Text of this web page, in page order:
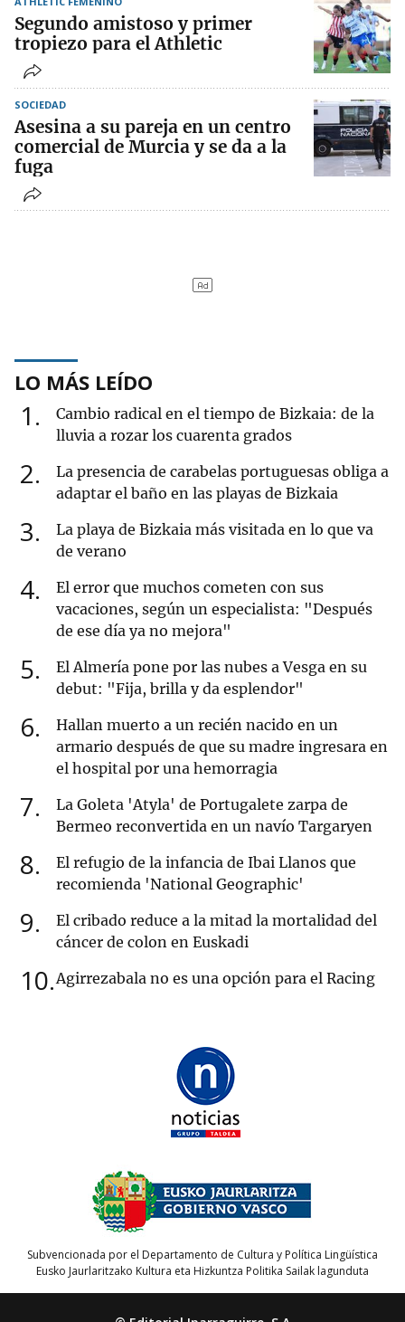
Segundo amistoso y primer
tropiezo para el Athletic
SOCIEDAD
Asesina a su pareja en un centro
comercial de Murcia y se da a la
fuga
LO MÁS LEÍDO
1
Cambio radical en el tiempo de Bizkaia: de la
lluvia a rozar los cuarenta grados
2
La presencia de carabelas portuguesas obliga a
adaptar el baño en las playas de Bizkaia
3
La playa de Bizkaia más visitada en lo que va
de verano
4
El error que muchos cometen con sus
vacaciones, según un especialista: "Después
de ese día ya no mejora"
5
El Almería pone por las nubes a Vesga en su
debut: "Fija, brilla y da esplendor"
6
Hallan muerto a un recién nacido en un
armario después de que su madre ingresara en
el hospital por una hemorragia
7
La Goleta 'Atyla' de Portugalete zarpa de
Bermeo reconvertida en un navío Targaryen
8
El refugio de la infancia de Ibai Llanos que
recomienda 'National Geographic'
9
El cribado reduce a la mitad la mortalidad del
cáncer de colon en Euskadi
10 Agirrezabala no es una opción para el Racing
Subvencionada por el Departamento de Cultura y Política Lingüística
Eusko Jaurlaritzako Kultura eta Hizkuntza Politika Sailak lagunduta